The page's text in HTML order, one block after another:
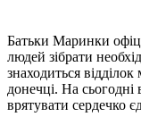
Батьки Маринки
людей зібрати
знаходиться
донечці. На
врятувати сердечко